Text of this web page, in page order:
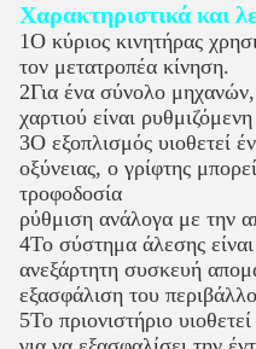
Χαρακτηριστικά και
1Ο κύριος κινητήρας
τον μετατροπέα κίνηση.
2Για ένα σύνολο
χαρτιού είναι
3Ο εξοπλισμός υιοθετεί
οξύνειας, ο γρίφτης
τροφοδοσία
ρύθμιση ανάλογα με την
4Το σύστημα άλεσης
ανεξάρτητη συσκευή
εξασφάλιση του
5Το πριονιστήριο